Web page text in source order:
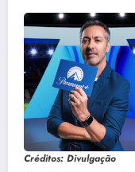
Créditos: Divulgação